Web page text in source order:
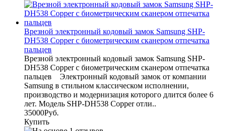
Врезной электронный кодовый замок Samsung SHP-
DH538 Copper с биометрическим сканером отпечатка
пальцев
Врезной электронный кодовый замок Samsung SHP-
DH538 Copper с биометрическим сканером отпечатка
пальцев Электронный кодовый замок от компании
Samsung в стильном классическом исполнении,
производство и модернизация которого длится более 6
лет. Модель SHP-DH538 Copper отли..
35000Руб.
Купить